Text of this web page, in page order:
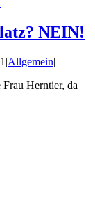
NEIN!
|Allgemein|
Herntier, da